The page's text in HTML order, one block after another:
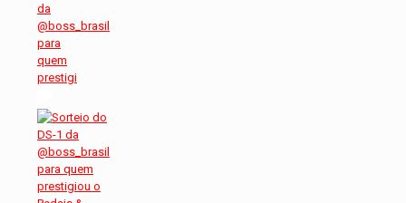
da
@boss_brasil
para
quem
prestigi